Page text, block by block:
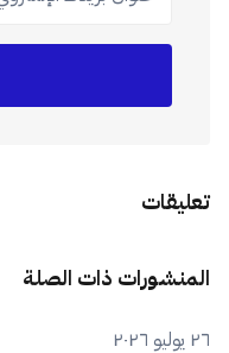
تعليقات
المنشورات ذات الصلة
٢٦ يوليو ٢٠٢٦